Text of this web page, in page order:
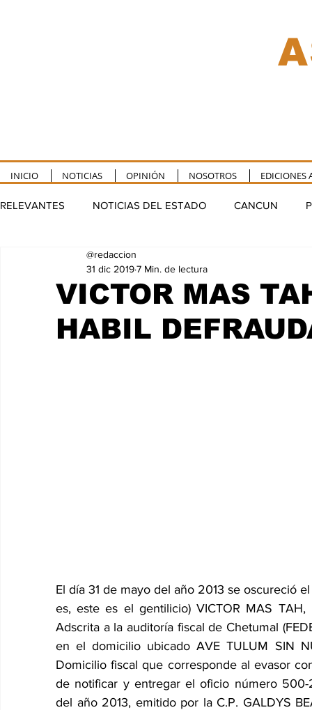
INICIO NOTICIAS OPINIÓN NOSOTROS EDICIONES
RELEVANTES NOTICIAS DEL ESTADO CANCUN
PUERTO MORELOS
CHETUMAL
VICTOR MAS
HABIL
@redaccion
31 dic 20197 Min. de lectura
El día 31 de mayo del año 2013 se oscureció
es, este es el gentilicio) VICTOR MAS
Adscrita a la auditoría fiscal de Chetumal
en el domicilio ubicado AVE TULUM SIN
Domicilio fiscal que corresponde al evasor
de notificar y entregar el oficio número
del año 2013, emitido por la C.P. GALDYS